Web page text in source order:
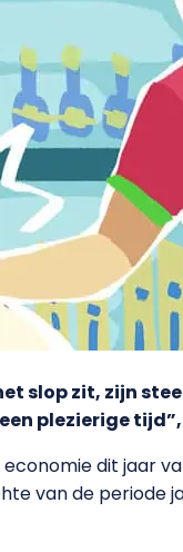
slop zit, zijn
plezierige
dit jaar
van de periode